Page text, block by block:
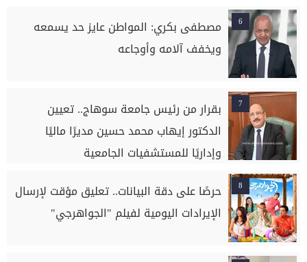
6
مصطفى بكري: المواطن عايز حد يسمعه
ويخفف آلامه وأوجاعه
7
بقرار من رئيس جامعة سوهاج.. تعيين
الدكتور إيهاب محمد حسين مديرًا ماليًا
وإداريًا للمستشفيات الجامعية
8
حرصًا على دقة البيانات.. تعليق مؤقت لإرسال
الإيرادات اليومية لفيلم "الجواهرجي"